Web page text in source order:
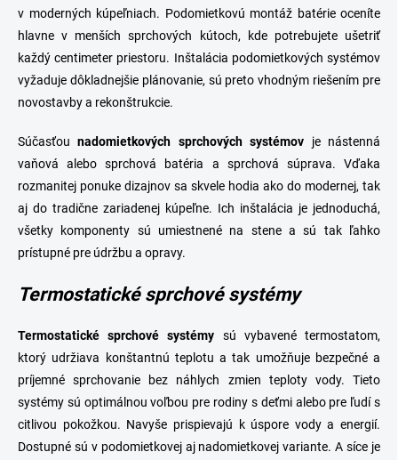
v moderných kúpeľniach. Podomietkovú montáž batérie oceníte
hlavne v menších sprchových kútoch, kde potrebujete ušetriť
každý centimeter priestoru. Inštalácia podomietkových systémov
vyžaduje dôkladnejšie plánovanie, sú preto vhodným riešením pre
novostavby a rekonštrukcie.
Súčasťounadomietkových sprchových systémov je nástenná
vaňová alebo sprchová batéria a sprchová súprava. Vďaka
rozmanitej ponuke dizajnov sa skvele hodia ako do modernej, tak
aj do tradične zariadenej kúpeľne. Ich inštalácia je jednoduchá,
všetky komponenty sú umiestnené na stene a sú tak ľahko
prístupné pre údržbu a opravy.
Termostatické sprchové systémy
Termostatické sprchové systémy sú vybavené termostatom,
ktorý udržiava konštantnú teplotu a tak umožňuje bezpečné a
príjemné sprchovanie bez náhlych zmien teploty vody. Tieto
systémy sú optimálnou voľbou pre rodiny s deťmi alebo pre ľudí s
citlivou pokožkou. Navyše prispievajú k úspore vody a energií.
Dostupné sú v podomietkovej aj nadomietkovej variante. A síce je